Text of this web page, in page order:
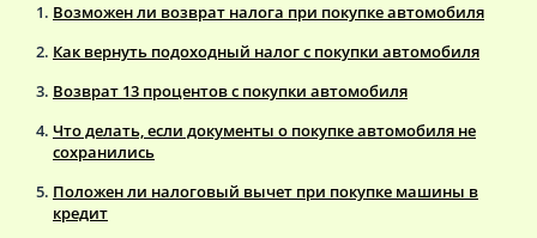
Возможен ли возврат налога при покупке автомобиля
Как вернуть подоходный налог с покупки автомобиля
Возврат 13 процентов с покупки автомобиля
Что делать, если документы о покупке автомобиля не
сохранились
Положен ли налоговый вычет при покупке машины в
кредит